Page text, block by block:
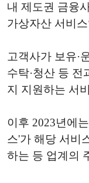
내 제도권 금융
가상자산 서비
고객사가 보유·
수탁·청산 등 전
지 지원하는 서
이후 2023년에
스'가 해당 서비
하는 등 업계의